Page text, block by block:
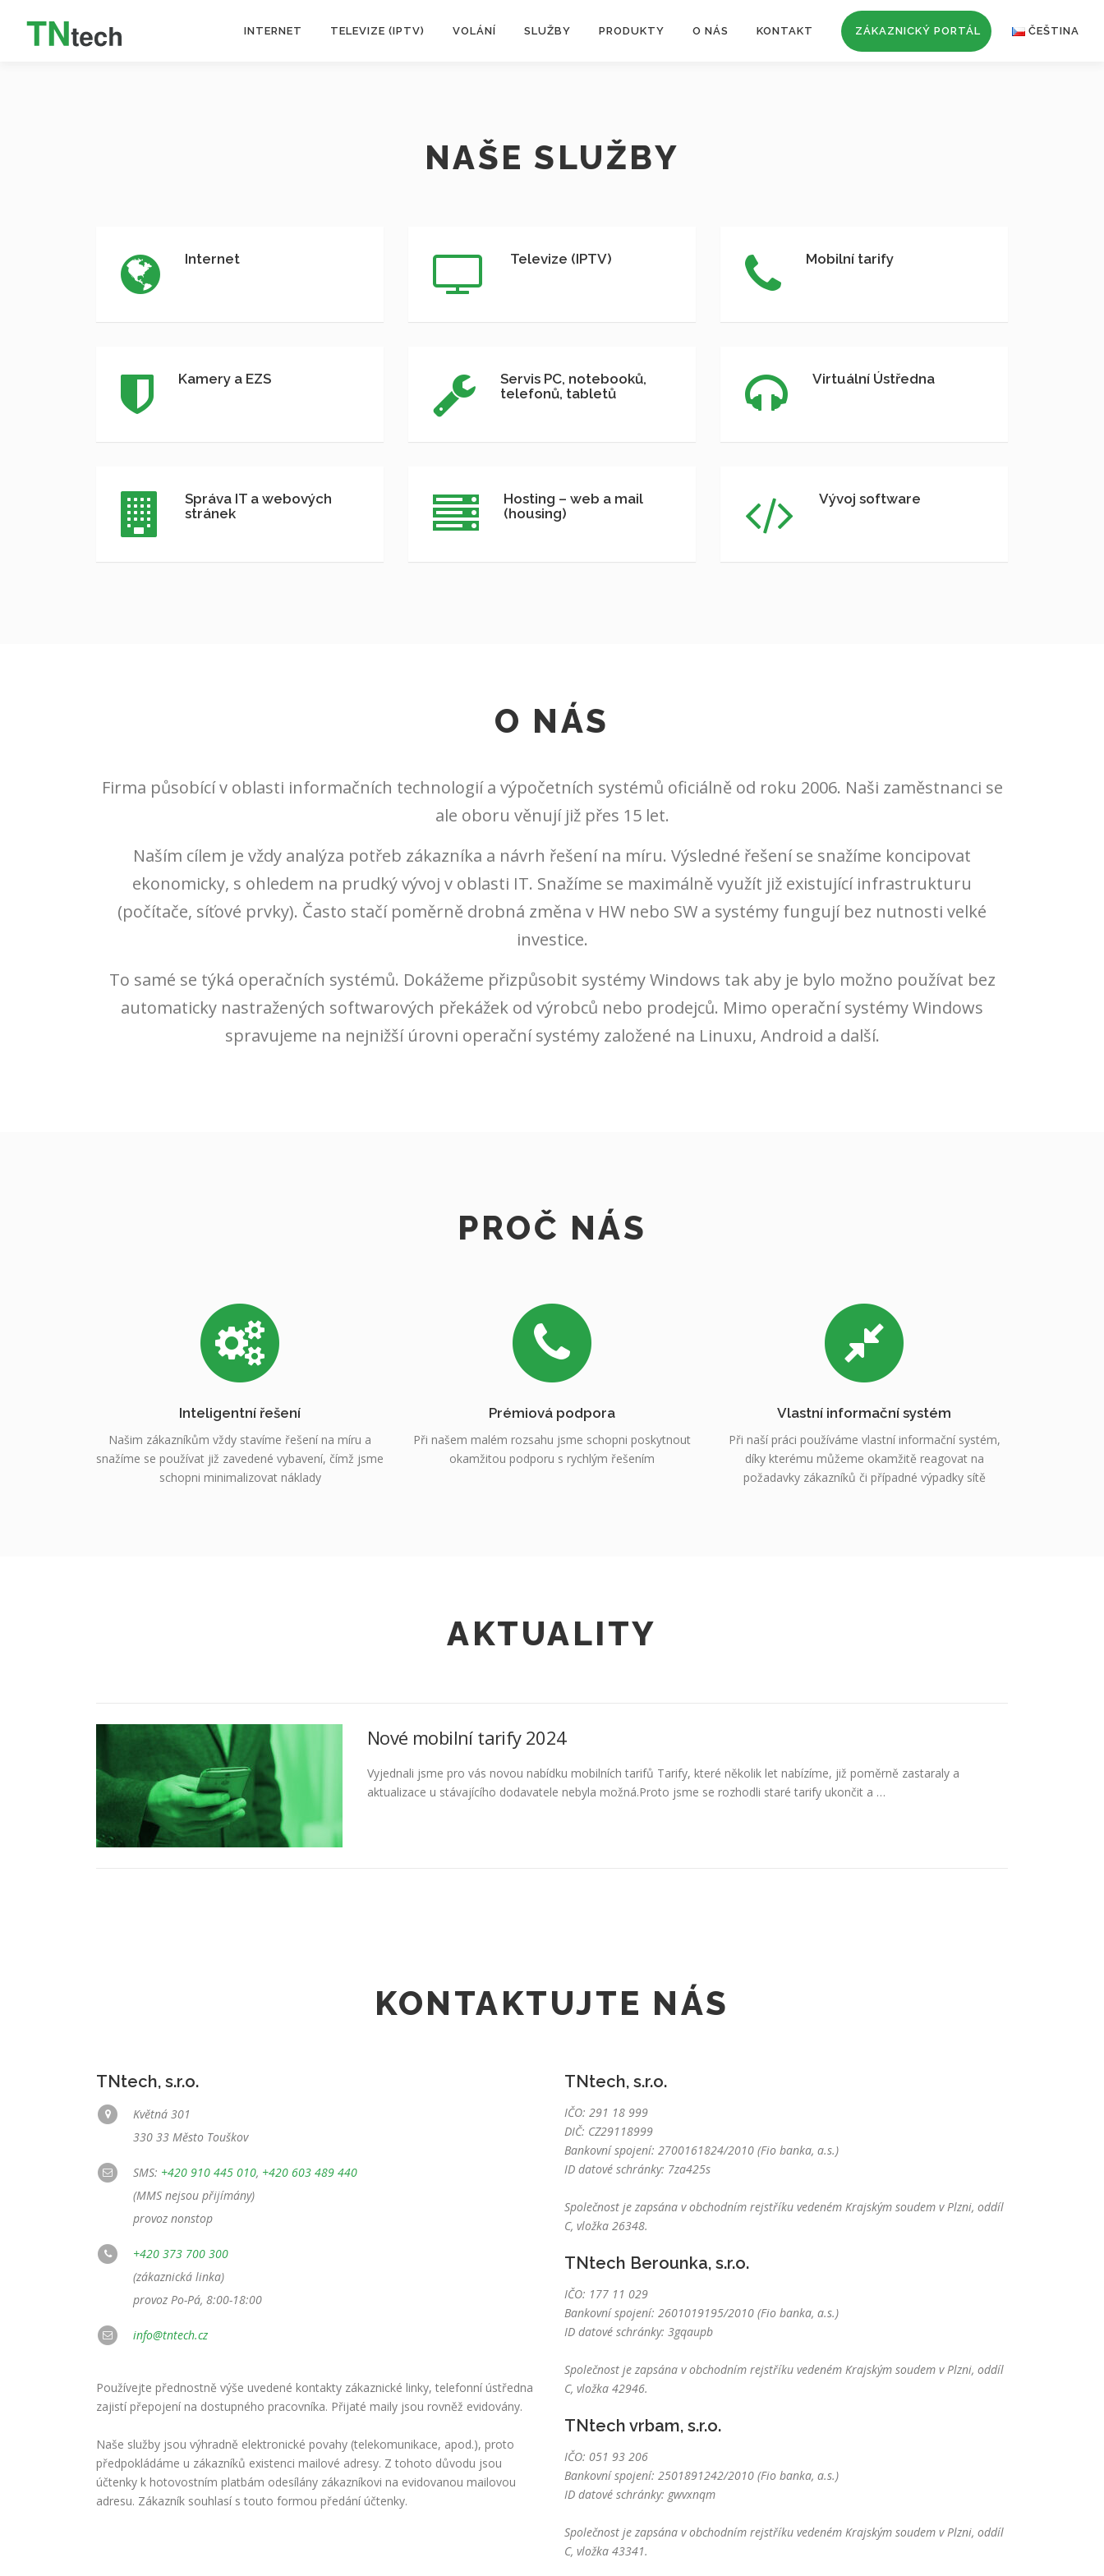
INTERNET TELEVIZE (IPTV) VOLÁNÍ SLUŽBY PRODUKTY O NÁS KONTAKT ZÁKAZNICKÝ PORTÁL ČEŠTINA
NAŠE SLUŽBY
Internet Televize (IPTV) Mobilní tarify
Kamery a EZS
Servis PC, notebooků,
telefonů, tabletů
Virtuální Ústředna
Správa IT a webových
stránek
Hosting – web a mail
(housing)
Vývoj software
O NÁS
Firma působící v oblasti informačních technologií a výpočetních systémů oficiálně od roku 2006. Naši zaměstnanci se
ale oboru věnují již přes 15 let.
Naším cílem je vždy analýza potřeb zákazníka a návrh řešení na míru. Výsledné řešení se snažíme koncipovat
ekonomicky, s ohledem na prudký vývoj v oblasti IT. Snažíme se maximálně využít již existující infrastrukturu
(počítače, síťové prvky). Často stačí poměrně drobná změna v HW nebo SW a systémy fungují bez nutnosti velké
investice.
To samé se týká operačních systémů. Dokážeme přizpůsobit systémy Windows tak aby je bylo možno používat bez
automaticky nastražených softwarových překážek od výrobců nebo prodejců. Mimo operační systémy Windows
spravujeme na nejnižší úrovni operační systémy založené na Linuxu, Android a další.
PROČ NÁS
Inteligentní řešení
Našim zákazníkům vždy stavíme řešení na míru a
snažíme se používat již zavedené vybavení, čímž jsme
schopni minimalizovat náklady
Prémiová podpora
Při našem malém rozsahu jsme schopni poskytnout
okamžitou podporu s rychlým řešením
Vlastní informační systém
Při naší práci používáme vlastní informační systém,
díky kterému můžeme okamžitě reagovat na
požadavky zákazníků či případné výpadky sítě
AKTUALITY
Nové mobilní tarify 2024
Vyjednali jsme pro vás novou nabídku mobilních tarifů Tarify, které několik let nabízíme, již poměrně zastaraly a
aktualizace u stávajícího dodavatele nebyla možná.Proto jsme se rozhodli staré tarify ukončit a …
KONTAKTUJTE NÁS
TNtech, s.r.o.
Květná 301
330 33 Město Touškov
SMS: +420 910 445 010, +420 603 489 440
(MMS nejsou přijímány)
provoz nonstop
+420 373 700 300
(zákaznická linka)
provoz Po-Pá, 8:00-18:00
info@tntech.cz
Používejte přednostně výše uvedené kontakty zákaznické linky, telefonní ústředna
zajistí přepojení na dostupného pracovníka. Přijaté maily jsou rovněž evidovány.
Naše služby jsou výhradně elektronické povahy (telekomunikace, apod.), proto
předpokládáme u zákazníků existenci mailové adresy. Z tohoto důvodu jsou
účtenky k hotovostním platbám odesílány zákazníkovi na evidovanou mailovou
adresu. Zákazník souhlasí s touto formou předání účtenky.
TNtech, s.r.o.
IČO: 291 18 999
DIČ: CZ29118999
Bankovní spojení: 2700161824/2010 (Fio banka, a.s.)
ID datové schránky: 7za425s
Společnost je zapsána v obchodním rejstříku vedeném Krajským soudem v Plzni, oddíl
C, vložka 26348.
TNtech Berounka, s.r.o.
IČO: 177 11 029
Bankovní spojení: 2601019195/2010 (Fio banka, a.s.)
ID datové schránky: 3gqaupb
Společnost je zapsána v obchodním rejstříku vedeném Krajským soudem v Plzni, oddíl
C, vložka 42946.
TNtech vrbam, s.r.o.
IČO: 051 93 206
Bankovní spojení: 2501891242/2010 (Fio banka, a.s.)
ID datové schránky: gwvxnqm
Společnost je zapsána v obchodním rejstříku vedeném Krajským soudem v Plzni, oddíl
C, vložka 43341.